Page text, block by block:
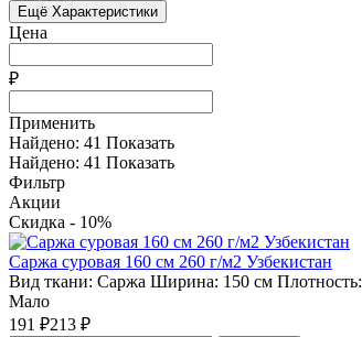
Ещё Характеристики
Цена
₽
Применить
Найдено: 41 Показать
Найдено: 41 Показать
Фильтр
Акции
Скидка - 10%
Саржа суровая 160 см 260 г/м2 Узбекистан
Вид ткани: Саржа Ширина: 150 см Плотность:
Мало
191 ₽213 ₽